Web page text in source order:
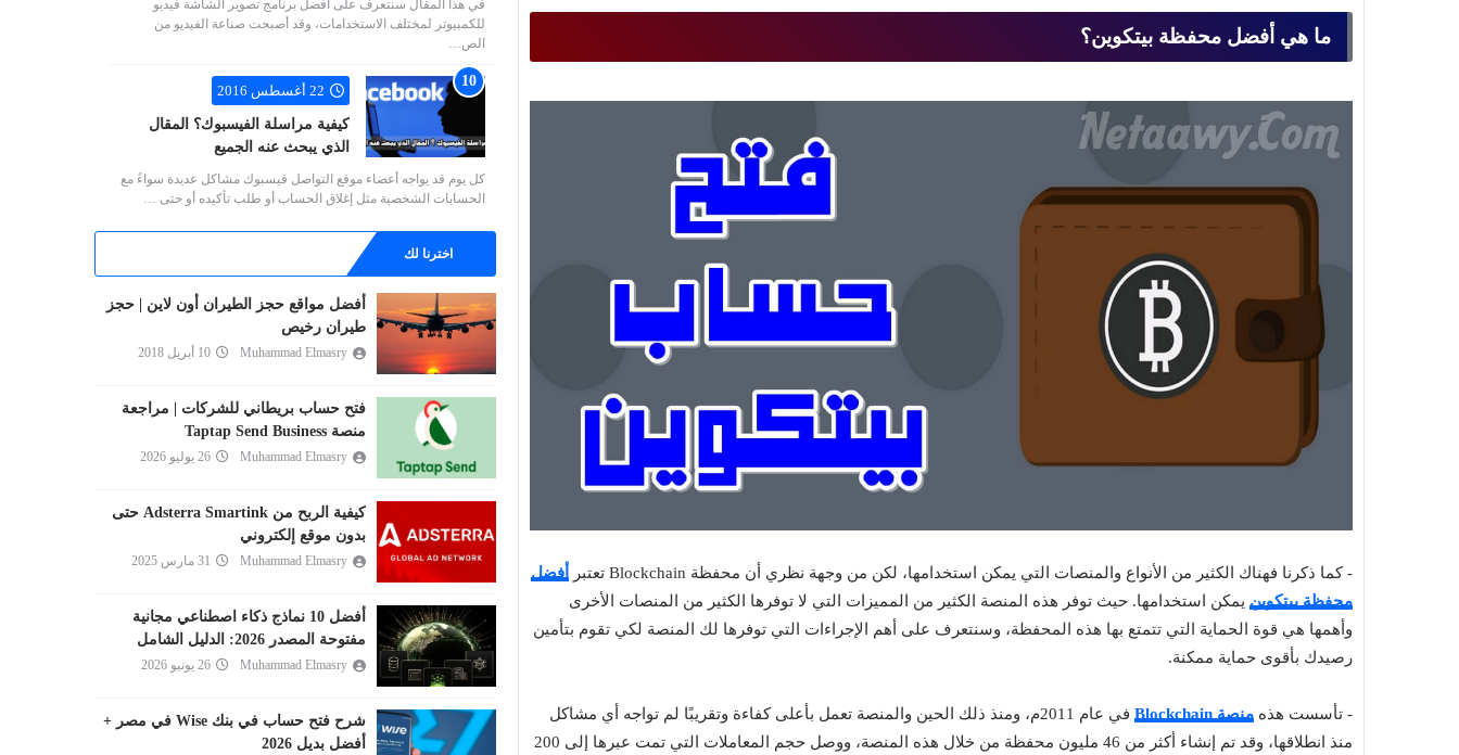
ما هي أفضل محفظة بيتكوين؟
- كما ذكرنا فهناك الكثير من الأنواع والمنصات التي يمكن استخدامها، لكن من وجهة نظري أن محفظة Blockchain تعتبر
أفضل
محفظة بيتكوين يمكن استخدامها. حيث توفر هذه المنصة الكثير من المميزات التي لا توفرها الكثير من المنصات الأخرى
وأهمها هي قوة الحماية التي تتمتع بها هذه المحفظة، وسنتعرف على أهم الإجراءات التي توفرها لك المنصة لكي تقوم بتأمين
رصيدك بأقوى حماية ممكنة.
- تأسست هذه منصة Blockchain
في عام 2011م، ومنذ ذلك الحين والمنصة تعمل بأعلى كفاءة وتقريبًا لم تواجه أي مشاكل
منذ انطلاقها، وقد تم إنشاء أكثر من 46 مليون محفظة من خلال هذه المنصة، ووصل حجم المعاملات التي تمت عبرها إلى 200
في هذا المقال سنتعرف على أفضل برنامج تصوير الشاشة فيديو
للكمبيوتر لمختلف الاستخدامات، وقد أصبحت صناعة الفيديو من
الص…
22 أغسطس 2016
كيفية مراسلة الفيسبوك؟ المقال
الذي يبحث عنه الجميع
كل يوم قد يواجه أعضاء موقع التواصل فيسبوك مشاكل عديدة سواءً مع
الحسابات الشخصية مثل إغلاق الحساب أو طلب تأكيده أو حتى …
اخترنا لك
أفضل مواقع حجز الطيران أون لاين | حجز
طيران رخيص
Muhammad Elmasry 10 أبريل 2018
فتح حساب بريطاني للشركات | مراجعة
منصة Taptap Send Business
Muhammad Elmasry 26 يوليو 2026
كيفية الربح من Adsterra Smartink حتى
بدون موقع إلكتروني
Muhammad Elmasry 31 مارس 2025
أفضل 10 نماذج ذكاء اصطناعي مجانية
مفتوحة المصدر 2026: الدليل الشامل
Muhammad Elmasry 26 يونيو 2026
شرح فتح حساب في بنك Wise في مصر +
أفضل بديل 2026